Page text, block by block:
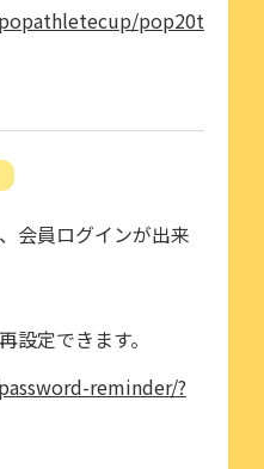
pop20t
会員ログインが出来
設定できます。
reminder/?